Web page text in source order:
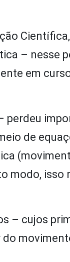
– nesse
em
perdeu
de
modo, isso
– cujos
do